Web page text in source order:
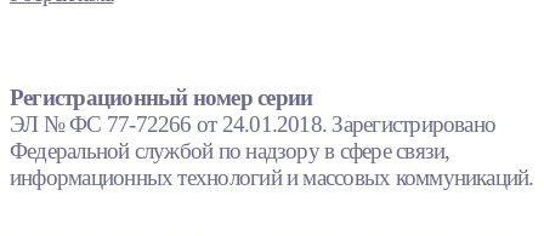
Регистрационный номер серии
ЭЛ № ФС 77-72266 от 24.01.2018. Зарегистрировано
Федеральной службой по надзору в сфере связи,
информационных технологий и массовых коммуникаций.